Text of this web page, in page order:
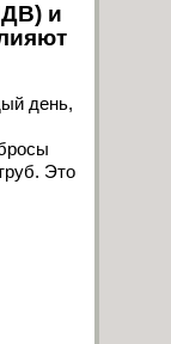
и
день,
Это